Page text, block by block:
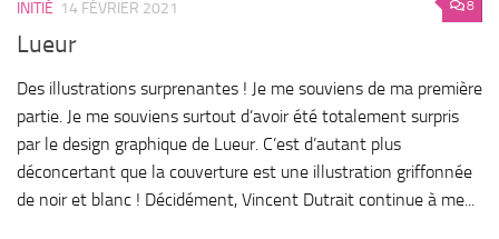
8
INITIÉ 14 FÉVRIER 2021
Lueur
Des illustrations surprenantes ! Je me souviens de ma première
partie. Je me souviens surtout d’avoir été totalement surpris
par le design graphique de Lueur. C’est d’autant plus
déconcertant que la couverture est une illustration griffonnée
de noir et blanc ! Décidément, Vincent Dutrait continue à me...